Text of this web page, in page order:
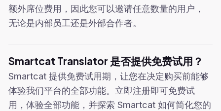
额外席位费用，因此您可以邀请任意数量的用户，
无论是内部员工还是外部合作者。
Smartcat Translator 是否提供免费试用？
Smartcat 提供免费试用期，让您在决定购买前能够
体验我们平台的全部功能。立即注册即可免费试
用，体验全部功能，并探索 Smartcat 如何简化您的